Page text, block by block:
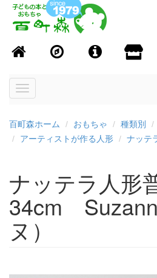
Toggle
百町森ホーム おもちゃ 種類別
アーティストが作る人形
ナッテ
ナッテラ人形
34cm
ヌ）